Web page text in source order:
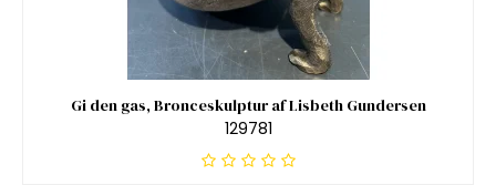
Gi den gas, Bronceskulptur af Lisbeth Gundersen
129781